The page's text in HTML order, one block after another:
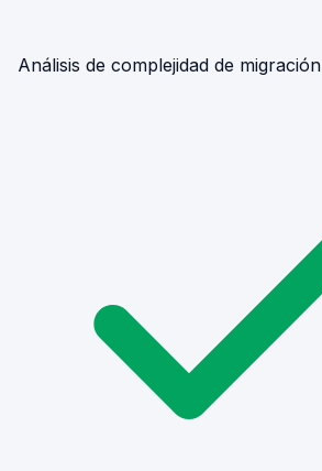
Análisis de complejidad de migración